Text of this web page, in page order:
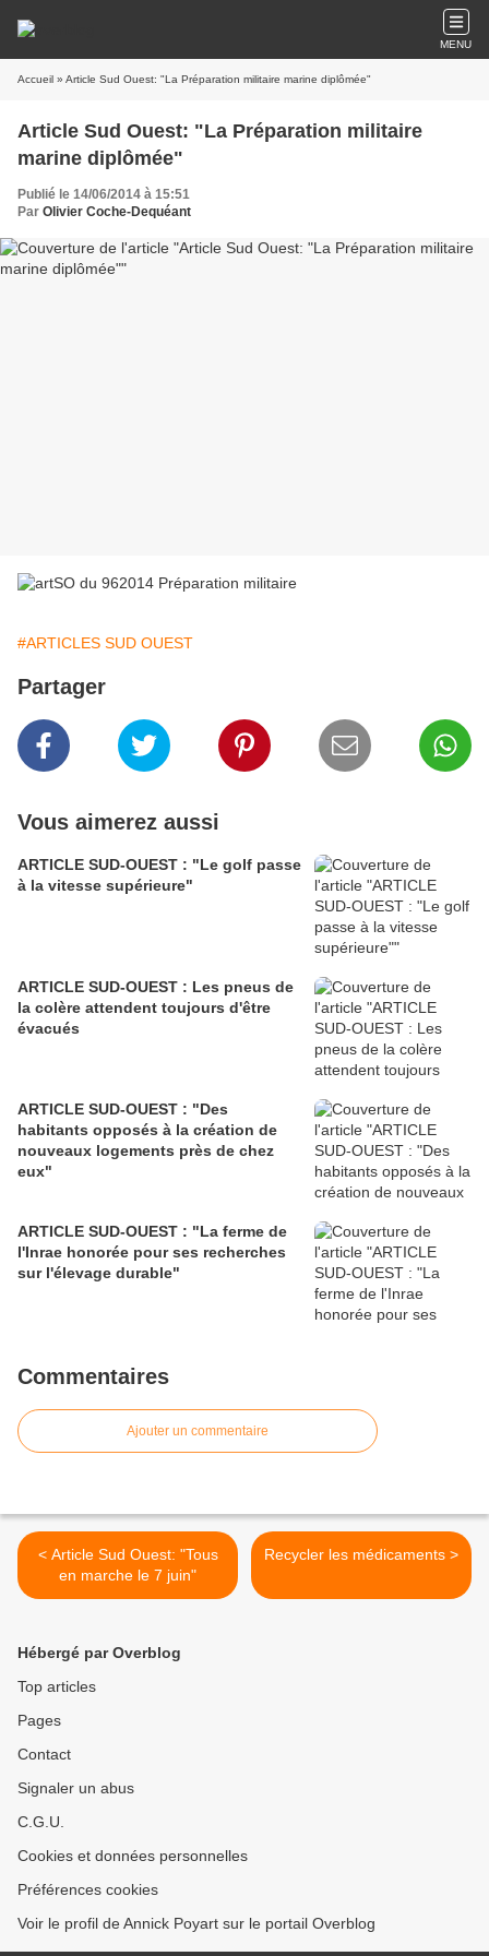
MENU
Accueil » Article Sud Ouest: "La Préparation militaire marine diplômée"
Article Sud Ouest: "La Préparation militaire
marine diplômée"
Publié le 14/06/2014 à 15:51
Par Olivier Coche-Dequéant
#ARTICLES SUD OUEST
Partager
Vous aimerez aussi
ARTICLE SUD-OUEST : "Le golf passe
à la vitesse supérieure"
ARTICLE SUD-OUEST : Les pneus de
la colère attendent toujours d'être
évacués
ARTICLE SUD-OUEST : "Des
habitants opposés à la création de
nouveaux logements près de chez
eux"
ARTICLE SUD-OUEST : "La ferme de
l'Inrae honorée pour ses recherches
sur l'élevage durable"
Commentaires
Ajouter un commentaire
< Article Sud Ouest: "Tous
en marche le 7 juin"
Recycler les médicaments >
Hébergé par Overblog
Top articles
Pages
Contact
Signaler un abus
C.G.U.
Cookies et données personnelles
Préférences cookies
Voir le profil de Annick Poyart sur le portail Overblog